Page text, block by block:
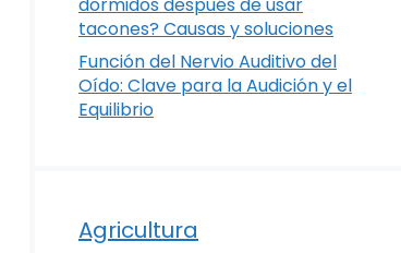
tacones? Causas y soluciones
Función del Nervio Auditivo del
Oído: Clave para la Audición y el
Equilibrio
Agricultura